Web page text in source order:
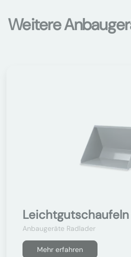
Weitere
Anbaugeräte Radlader
Mehr erfahren